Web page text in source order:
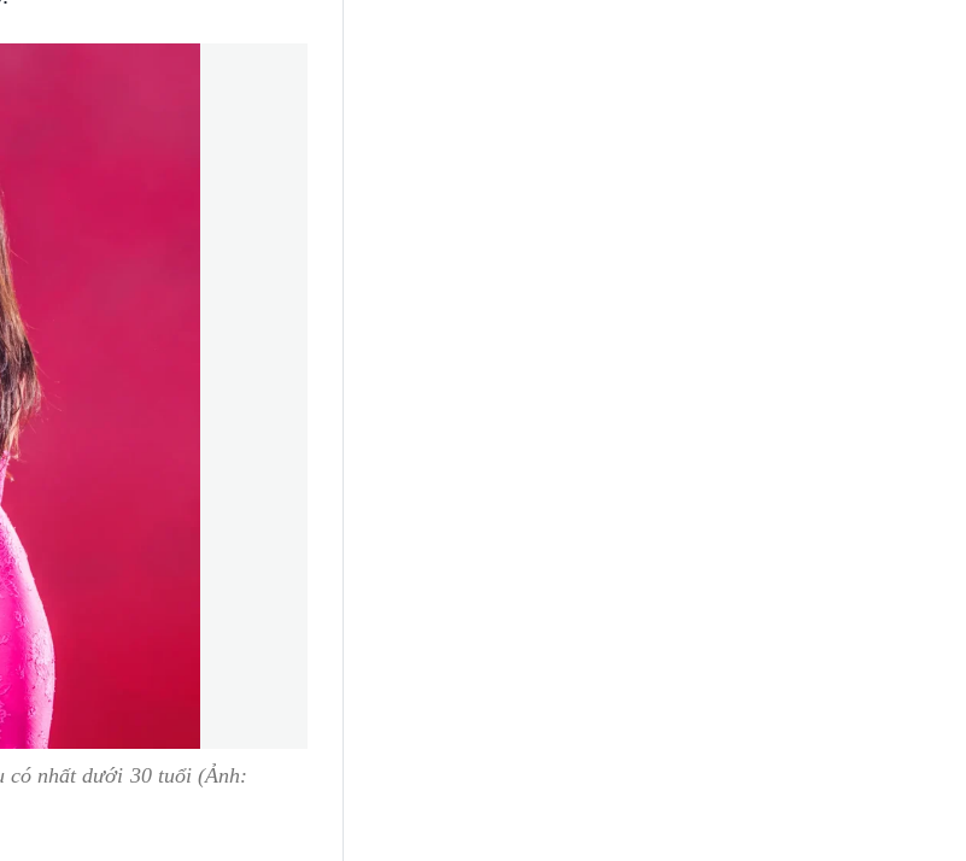
có nhất dưới 30 tuổi (Ảnh: